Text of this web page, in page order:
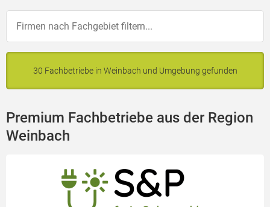
30 Fachbetriebe in Weinbach und Umgebung gefunden
Premium Fachbetriebe aus der Region
Weinbach